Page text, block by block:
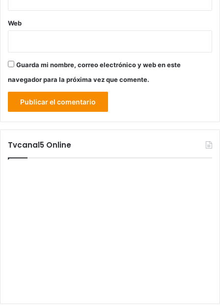
Web
Guarda mi nombre, correo electrónico y web en este
navegador para la próxima vez que comente.
Tvcanal5 Online